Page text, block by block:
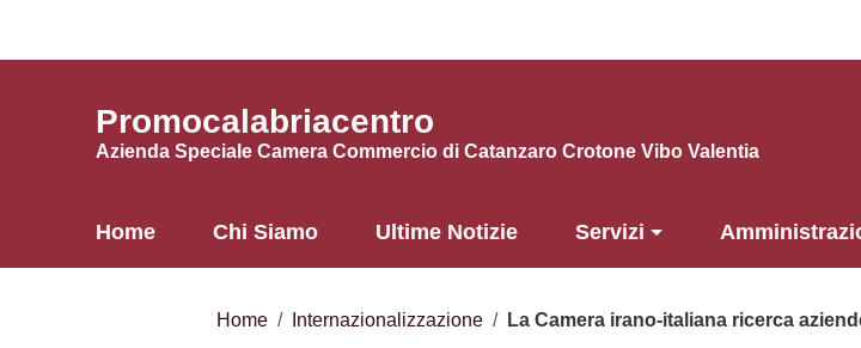
Promocalabriacentro
Azienda Speciale Camera Commercio di Catanzaro Crotone Vibo Valentia
Home Chi Siamo Ultime Notizie Servizi
Home / Internazionalizzazione / La Camera irano-italiana ricerca